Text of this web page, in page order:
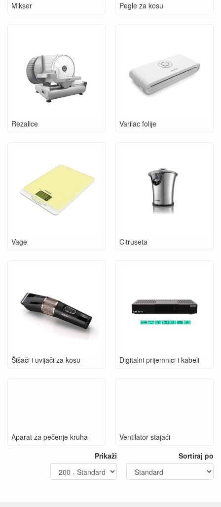
Mikser Pegle za kosu
Rezalice Varilac folije
Vage Citruseta
Šišači i uvijači za kosu Digitalni prijemnici i kabeli
Aparat za pečenje kruha
Ventilator stajaći
Prikaži
Sortiraj po